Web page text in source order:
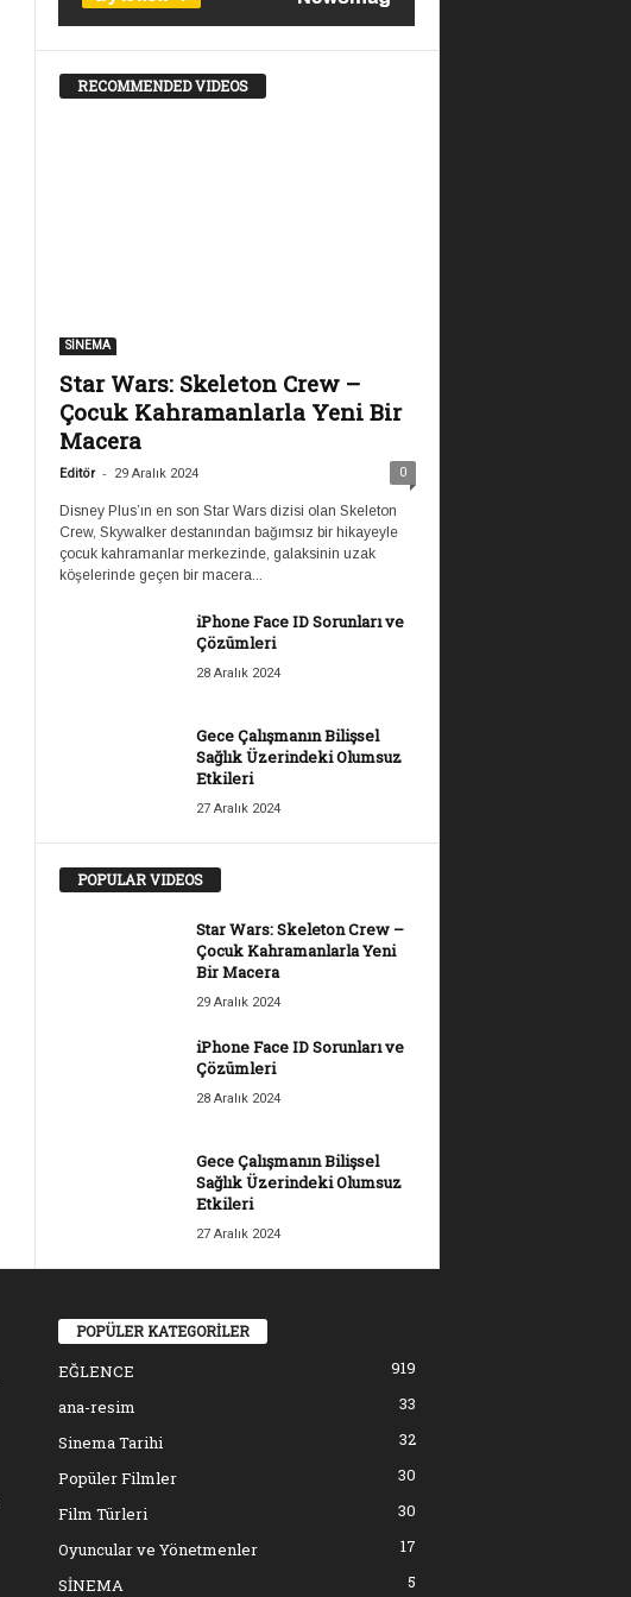
RECOMMENDED VIDEOS
SİNEMA
Star Wars: Skeleton Crew –
Çocuk Kahramanlarla Yeni Bir
Macera
Editör - 29 Aralık 2024 0
Disney Plus’ın en son Star Wars dizisi olan Skeleton
Crew, Skywalker destanından bağımsız bir hikayeyle
çocuk kahramanlar merkezinde, galaksinin uzak
köşelerinde geçen bir macera...
iPhone Face ID Sorunları ve
Çözümleri
28 Aralık 2024
Gece Çalışmanın Bilişsel
Sağlık Üzerindeki Olumsuz
Etkileri
27 Aralık 2024
POPULAR VIDEOS
Star Wars: Skeleton Crew –
Çocuk Kahramanlarla Yeni
Bir Macera
29 Aralık 2024
iPhone Face ID Sorunları ve
Çözümleri
28 Aralık 2024
Gece Çalışmanın Bilişsel
Sağlık Üzerindeki Olumsuz
Etkileri
27 Aralık 2024
POPÜLER KATEGORİLER
EĞLENCE
919
ana-resim
33
Sinema Tarihi
32
Popüler Filmler
30
Film Türleri
30
Oyuncular ve Yönetmenler
17
SİNEMA
5